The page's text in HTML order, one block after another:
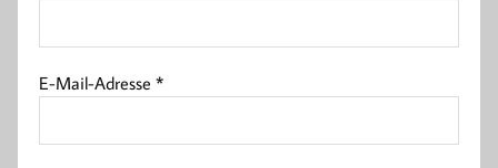
E-Mail-Adresse*